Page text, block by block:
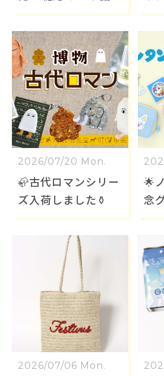
録」ステッカーをプ
レゼント！
ッ
2026/07/20 Mon.
🦣古代ロマンシリー
ズ入荷しました⚱️
🌟
念
た
2026/07/06 Mon.